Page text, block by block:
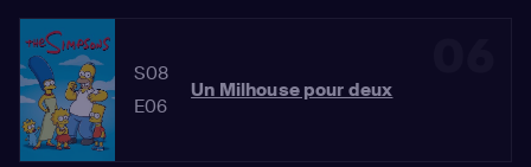
S08
E06
Un Milhouse pour deux